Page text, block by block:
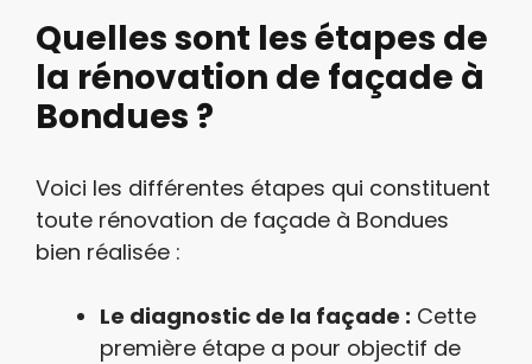
Quelles sont les étapes de
la rénovation de façade à
Bondues ?
Voici les différentes étapes qui constituent
toute rénovation de façade à Bondues
bien réalisée :
Le diagnostic de la façade : Cette
première étape a pour objectif de